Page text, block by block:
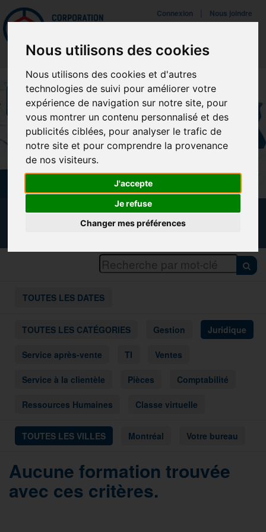
Nous utilisons des cookies
Nous utilisons des cookies et d'autres
technologies de suivi pour améliorer votre
expérience de navigation sur notre site, pour
vous montrer un contenu personnalisé et des
publicités ciblées, pour analyser le trafic de
notre site et pour comprendre la provenance
de nos visiteurs.
J'accepte
Je refuse
Changer mes préférences
Mettreà jour vos préférences de témoins
Connexion Nous joindre
CALENDRIER DES FORMATIONS
TOUTES LES DATES
TOUTES LES CATÉGORIES Gestion Juridique
Service après-vente TI Ventes
Service à la clientèle Pièces Comptabilité
Ressources Humaines Classe virtuelle
TOUTES LES VILLES Montréal Votre bureau
Aucune formation trouvée
avec ces critères.